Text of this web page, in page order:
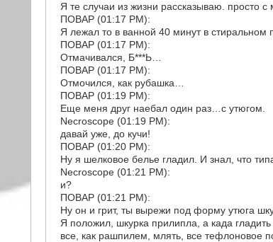
Я те случаи из жизни рассказываю. просто
ПОВАР (01:17 PM):
Я лежал то в ванной 40 минут в стиральном
ПОВАР (01:17 PM):
Отмачивался, Б***Ь…
ПОВАР (01:17 PM):
Отмочился, как рубашка…
ПОВАР (01:19 PM):
Еще меня друг наебал один раз…с утюгом.
Necroscope (01:19 PM):
давай уже, до кучи!
ПОВАР (01:20 PM):
Ну я шелковое белье гладил. И знал, что
Necroscope (01:21 PM):
и?
ПОВАР (01:21 PM):
Ну он и грит, ты вырежи под форму утюга
Я положил, шкурка прилипла, а када
все, как рашпилем, млять, все тефлоновое